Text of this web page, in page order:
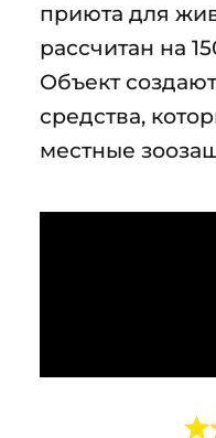
приюта для
рассчитан на
Объект
средства,
местные